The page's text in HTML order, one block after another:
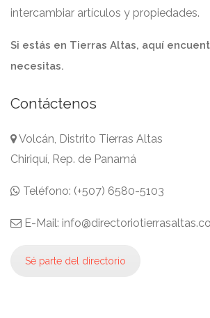
intercambiar artículos y propiedades.
Si estás en Tierras Altas, aquí
necesitas.
Contáctenos
Volcán, Distrito Tierras Altas
Chiriquí, Rep. de Panamá
Teléfono: (+507) 6580-5103
E-Mail:
Sé parte del directorio